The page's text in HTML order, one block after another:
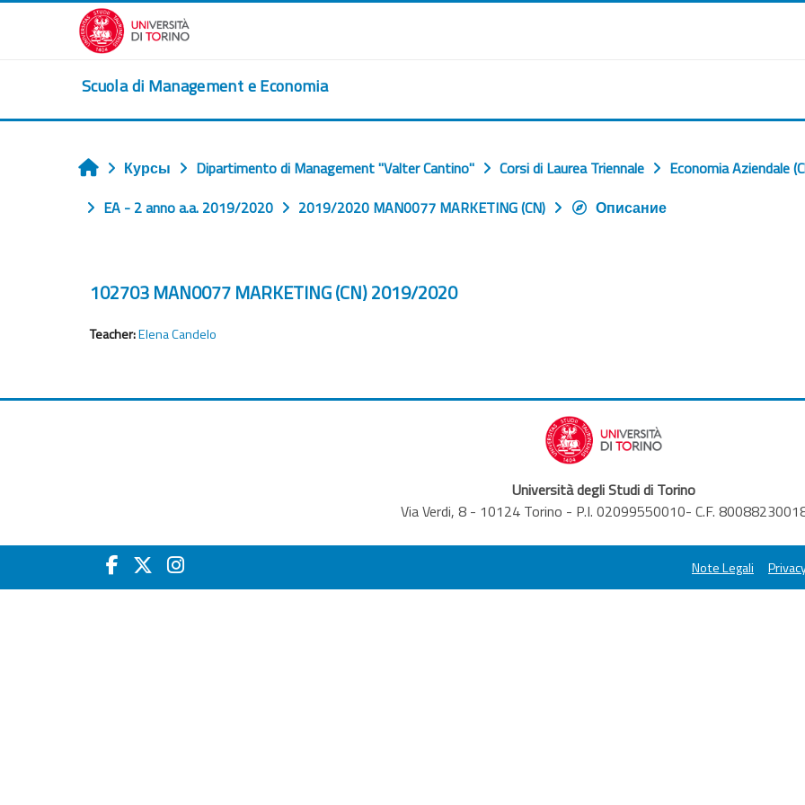
Перейти к основному содержанию
Scuola di Management e Economia
Главная
Курсы Dipartimento di Management "Valter Cantino" Corsi di Laurea Triennale Economia Aziendale
EA - 2 anno a.a. 2019/2020
2019/2020 MAN0077 MARKETING (CN) Описание
102703 MAN0077 MARKETING (CN) 2019/2020
Teacher:Elena Candelo
Università degli Studi di Torino
Via Verdi, 8 - 10124 Torino - P.I. 02099550010- C.F.
Note Legali